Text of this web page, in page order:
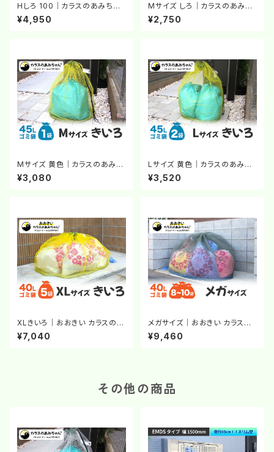
Hしろ 100｜カラスのあみちゃ
ん®｜カラスよけネット｜チェー
ンのおもり｜白いネット｜カラス
¥4,950
Mサイズ しろ｜カラスのあみち
ゃん®｜カラスよけネット｜チェ
ーンのおもり｜白いネット｜カラ
¥2,750
Mサイズ 黄色｜カラスのあみち
ゃん®｜カラスよけネット｜チェ
ーンのおもり｜カラス対策
¥3,080
Lサイズ 黄色｜カラスのあみち
ゃん®｜カラスよけネット｜チェ
ーンのおもり｜カラス対策
¥3,520
XLきいろ｜おおきい カラスのあ
みちゃん®｜カラスよけネット｜
ゴミステーション｜カラス対策
¥7,040
メガサイズ｜おおきい カラスの
あみちゃん®｜カラスよけネット
｜チェーンのおもり｜ゴミステ
¥9,460
その他の商品